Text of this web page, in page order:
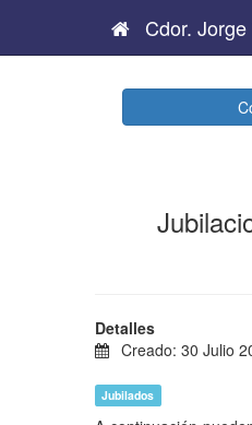
Cdor.
Detalles
Creado: 30 Julio
Jubilados